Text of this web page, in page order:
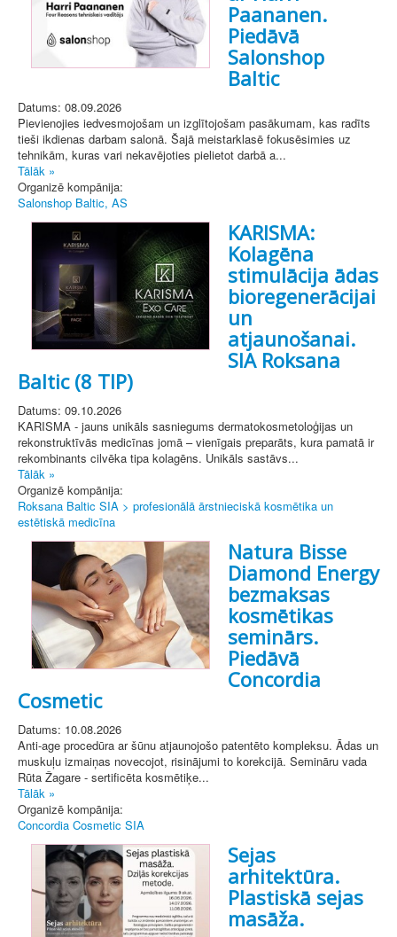
Paananen.
Piedāvā
Salonshop
Baltic
Datums: 08.09.2026
Pievienojies iedvesmojošam un izglītojošam pasākumam, kas radīts
tieši ikdienas darbam salonā. Šajā meistarklasē fokusēsimies uz
tehnikām, kuras vari nekavējoties pielietot darbā a...
Tālāk »
Organizē kompānija:
Salonshop Baltic, AS
KARISMA:
Kolagēna
stimulācija ādas
bioregenerācijai
un
atjaunošanai.
SIA Roksana
Baltic (8 TIP)
Datums: 09.10.2026
KARISMA - jauns unikāls sasniegums dermatokosmetoloģijas un
rekonstruktīvās medicīnas jomā – vienīgais preparāts, kura pamatā ir
rekombinants cilvēka tipa kolagēns. Unikāls sastāvs...
Tālāk »
Organizē kompānija:
Roksana Baltic SIA > profesionālā ārstnieciskā kosmētika un
estētiskā medicīna
Natura Bisse
Diamond Energy
bezmaksas
kosmētikas
seminārs.
Piedāvā
Concordia
Cosmetic
Datums: 10.08.2026
Anti-age procedūra ar šūnu atjaunojošo patentēto kompleksu. Ādas un
muskuļu izmaiņas novecojot, risinājumi to korekcijā. Semināru vada
Rūta Žagare - sertificēta kosmētiķe...
Tālāk »
Organizē kompānija:
Concordia Cosmetic SIA
Sejas
arhitektūra.
Plastiskā sejas
masāža.